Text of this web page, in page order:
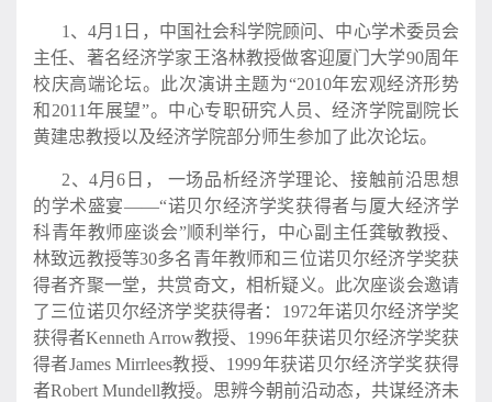
1、4月1日，中国社会科学院顾问、中心学术委员会
主任、著名经济学家王洛林教授做客迎厦门大学90周年
校庆高端论坛。此次演讲主题为“2010年宏观经济形势
和2011年展望”。中心专职研究人员、经济学院副院长
黄建忠教授以及经济学院部分师生参加了此次论坛。
2、4月6日， 一场品析经济学理论、接触前沿思想
的学术盛宴——“诺贝尔经济学奖获得者与厦大经济学
科青年教师座谈会”顺利举行，中心副主任龚敏教授、
林致远教授等30多名青年教师和三位诺贝尔经济学奖获
得者齐聚一堂，共赏奇文，相析疑义。此次座谈会邀请
了三位诺贝尔经济学奖获得者：1972年诺贝尔经济学奖
获得者Kenneth Arrow教授、1996年获诺贝尔经济学奖获
得者James Mirrlees教授、1999年获诺贝尔经济学奖获得
者Robert Mundell教授。思辨今朝前沿动态，共谋经济未